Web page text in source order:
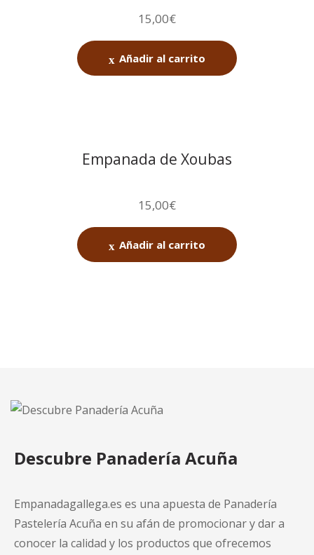
15,00€
Añadir al carrito
Empanada de Xoubas
15,00€
Añadir al carrito
Descubre Panadería Acuña
Empanadagallega.es es una apuesta de Panadería
Pastelería Acuña en su afán de promocionar y dar a
conocer la calidad y los productos que ofrecemos